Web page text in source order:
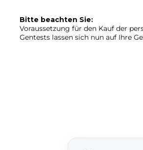
Bitte beachten Sie:
Voraussetzung für den Kauf der
Gentests lassen sich nun auf Ihre